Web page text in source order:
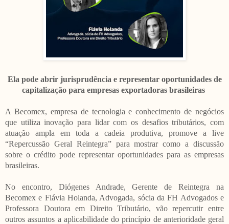
Ela pode abrir jurisprudência e representar oportunidades de
capitalização para empresas exportadoras brasileiras
A Becomex, empresa de tecnologia e conhecimento de negócios
que utiliza inovação para lidar com os desafios tributários, com
atuação ampla em toda a cadeia produtiva, promove a live
“Repercussão Geral Reintegra” para mostrar como a discussão
sobre o crédito pode representar oportunidades para as empresas
brasileiras.
No encontro, Diógenes Andrade, Gerente de Reintegra na
Becomex e Flávia Holanda, Advogada, sócia da FH Advogados e
Professora Doutora em Direito Tributário, vão repercutir entre
outros assuntos a aplicabilidade do princípio de anterioridade geral